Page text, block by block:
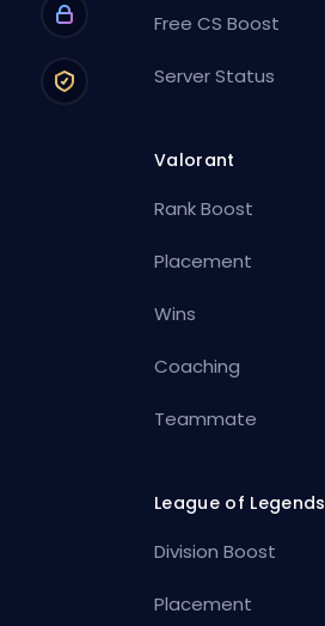
Free CS Boost
Server Status
Valorant
Rank Boost
Placement
Wins
Coaching
Teammate
League of Legends
Division Boost
Placement